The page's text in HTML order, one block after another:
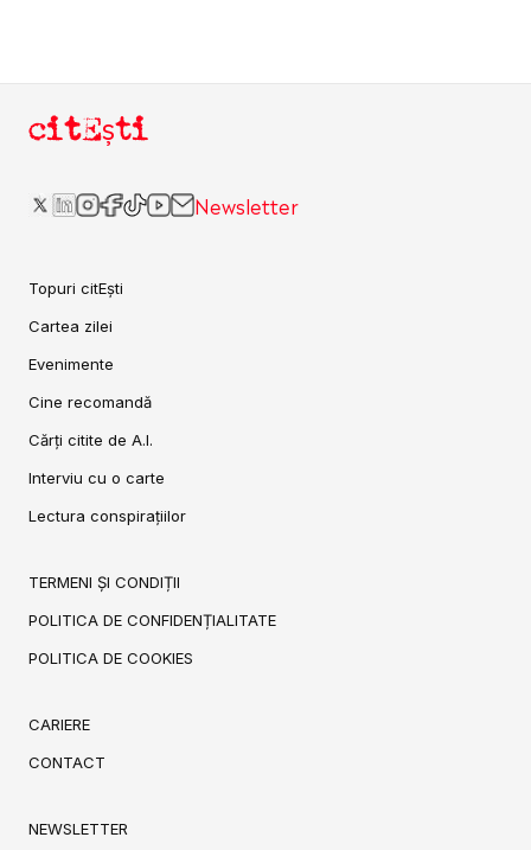
citEști
Newsletter
Topuri citEști
Cartea zilei
Evenimente
Cine recomandă
Cărți citite de A.I.
Interviu cu o carte
Lectura conspirațiilor
TERMENI ȘI CONDIȚII
POLITICA DE CONFIDENȚIALITATE
POLITICA DE COOKIES
CARIERE
CONTACT
NEWSLETTER